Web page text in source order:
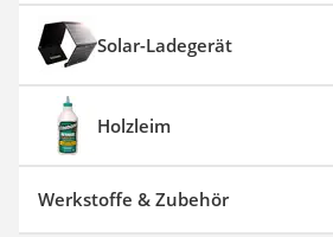
Solar-Ladegerät
Holzleim
Werkstoffe & Zubehör